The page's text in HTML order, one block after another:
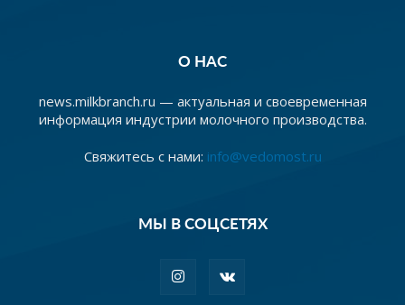
О НАС
news.milkbranch.ru — актуальная и своевременная
информация индустрии молочного производства.
Свяжитесь с нами: info@vedomost.ru
МЫ В СОЦСЕТЯХ